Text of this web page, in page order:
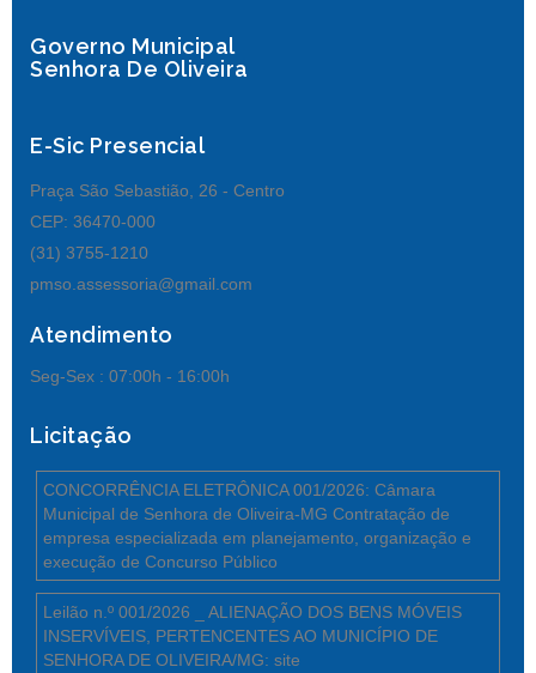
Governo Municipal
Senhora De Oliveira
E-Sic Presencial
Praça São Sebastião, 26 - Centro
CEP: 36470-000
(31) 3755-1210
pmso.assessoria@gmail.com
Atendimento
Seg-Sex : 07:00h - 16:00h
Licitação
CONCORRÊNCIA ELETRÔNICA 001/2026: Câmara
Municipal de Senhora de Oliveira-MG Contratação de
empresa especializada em planejamento, organização e
execução de Concurso Público
Leilão n.º 001/2026 _ ALIENAÇÃO DOS BENS MÓVEIS
INSERVÍVEIS, PERTENCENTES AO MUNICÍPIO DE
SENHORA DE OLIVEIRA/MG: site